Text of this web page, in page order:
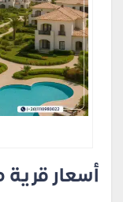
أسعار